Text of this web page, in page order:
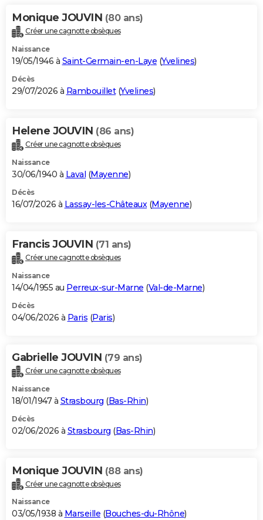
Alimentation
Guide de la santé
Maladies
Médicaments
Sommeil
VOYAGE
Destinations
City break
Voyage nature
Voyage de noces
Forum
Climat
+PHOTO
GUIDES D'ACHAT
BONS PLANS
Carte de Noël
Carte Bonne année
Carte Saint-Valentin
Carte Pâques
Carte d'anniversaire
DICTIONNAIRE
Dictionnaire
Biographies
Citations
Expressions
Proverbes
PROGRAMME TV
S'inscrire
Se connecter
Lycées
Collèges
Primaires
Universités
Entreprises
Service militaire
Avis de recherche
AVIS DE DÉCÈS
Bricolage
Lifestyle
Culture
Sport
Auto
Television
Voyage
Cinema
Monique JOUVIN (80 ans)
Créer une cagnotte obsèques
Naissance
19/05/1946 à Saint-Germain-en-Laye (Yvelines)
Décès
29/07/2026 à Rambouillet(Yvelines)
Helene JOUVIN (86 ans)
Créer une cagnotte obsèques
Naissance
30/06/1940 à Laval (Mayenne)
Décès
16/07/2026 à Lassay-les-Châteaux(Mayenne)
Francis JOUVIN (71 ans)
Créer une cagnotte obsèques
Naissance
14/04/1955 au Perreux-sur-Marne (Val-de-Marne)
Décès
04/06/2026 à Paris (Paris)
Gabrielle JOUVIN (79 ans)
Créer une cagnotte obsèques
Naissance
18/01/1947 à Strasbourg (Bas-Rhin)
Décès
02/06/2026 à Strasbourg (Bas-Rhin)
Monique JOUVIN (88 ans)
Créer une cagnotte obsèques
Naissance
03/05/1938 à Marseille (Bouches-du-Rhône)